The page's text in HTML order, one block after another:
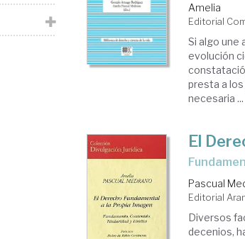
Amelia
Editorial
Si algo une
evolución
presta a
necesaria ...
El
Pascual
Editorial
Diversos
decenios,